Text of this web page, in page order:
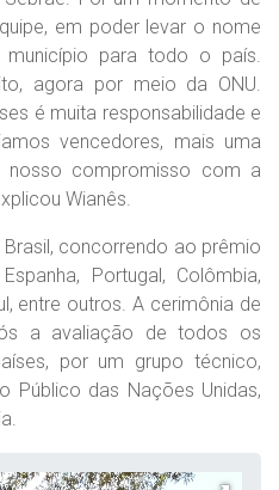
em poder levar o nome
para todo o país.
agora por meio da ONU.
é muita responsabilidade e
vencedores, mais uma
compromisso com a
Wianês.
concorrendo ao prêmio
Portugal, Colômbia,
entre outros. A cerimônia de
a avaliação de todos os
por um grupo técnico,
Público das Nações Unidas,